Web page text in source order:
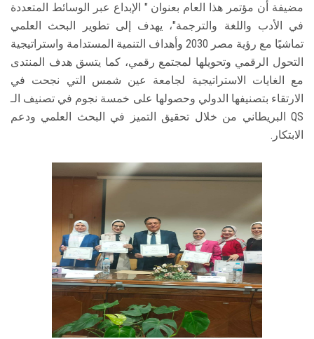
مضيفة أن مؤتمر هذا العام بعنوان " الإبداع عبر الوسائط المتعددة
في الأدب واللغة والترجمة"، يهدف إلى تطوير البحث العلمي
تماشيًا مع رؤية مصر 2030 وأهداف التنمية المستدامة واستراتيجية
التحول الرقمي وتحويلها لمجتمع رقمي، كما يتسق هدف المنتدى
مع الغايات الاستراتيجية لجامعة عين شمس التي نجحت في
الارتقاء بتصنيفها الدولي وحصولها على خمسة نجوم في تصنيف الـ
QS البريطاني من خلال تحقيق التميز في البحث العلمي ودعم
الابتكار.